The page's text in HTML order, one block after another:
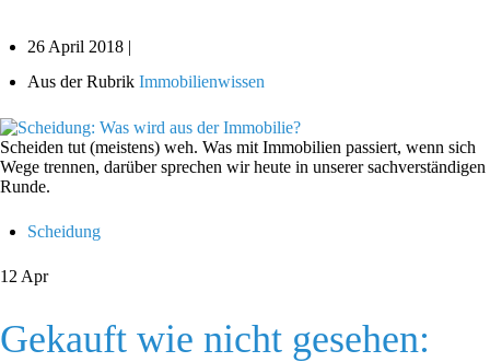
26 April 2018 |
Aus der Rubrik Immobilienwissen
Scheiden tut (meistens) weh. Was mit Immobilien passiert, wenn sich
Wege trennen, darüber sprechen wir heute in unserer sachverständigen
Runde.
Scheidung
12 Apr
Gekauft wie nicht gesehen: